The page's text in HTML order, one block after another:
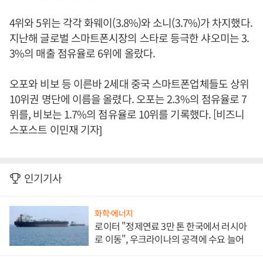
4위와 5위는 각각 화웨이(3.8%)와 소니(3.7%)가 차지했다.
지난해 글로벌 스마트폰시장의 스타로 등극한 샤오미는 3.
3%의 매출 점유율로 6위에 올랐다.
오포와 비보 등 이른바 2세대 중국 스마트폰업체들도 상위
10위권 명단에 이름을 올렸다. 오포는 2.3%의 점유율로 7
위를, 비보는 1.7%의 점유율로 10위를 기록했다. [비즈니
스포스트 이민재 기자]
인기기사
화학·에너지
로이터 "정제연료 3만 톤 한국에서 러시아
로 이동", 우크라이나의 공격에 수요 늘어